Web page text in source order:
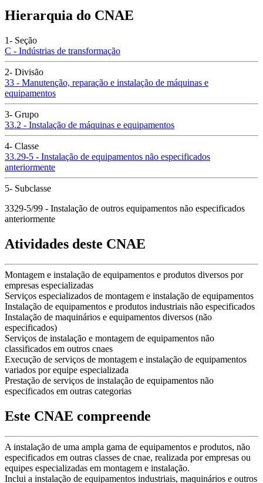
Hierarquia do CNAE
1- Seção
C - Indústrias de transformação
2- Divisão
33 - Manutenção, reparação e instalação de máquinas e
equipamentos
3- Grupo
33.2 - Instalação de máquinas e equipamentos
4- Classe
33.29-5 - Instalação de equipamentos não especificados
anteriormente
5- Subclasse
3329-5/99 - Instalação de outros equipamentos não especificados
anteriormente
Atividades deste CNAE
Montagem e instalação de equipamentos e produtos diversos por
empresas especializadas
Serviços especializados de montagem e instalação de equipamentos
Instalação de equipamentos e produtos industriais não especificados
Instalação de maquinários e equipamentos diversos (não
especificados)
Serviços de instalação e montagem de equipamentos não
classificados em outros cnaes
Execução de serviços de montagem e instalação de equipamentos
variados por equipe especializada
Prestação de serviços de instalação de equipamentos não
especificados em outras categorias
Este CNAE compreende
A instalação de uma ampla gama de equipamentos e produtos, não
especificados em outras classes de cnae, realizada por empresas ou
equipes especializadas em montagem e instalação.
Inclui a instalação de equipamentos industriais, maquinários e outros